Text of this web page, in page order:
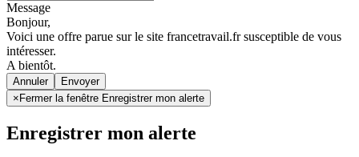
Message
Bonjour,
Voici une offre parue sur le site francetravail.fr susceptible de vous
intéresser.
A bientôt.
Annuler
× Fermer la fenêtre Enregistrer mon alerte
Enregistrer mon alerte